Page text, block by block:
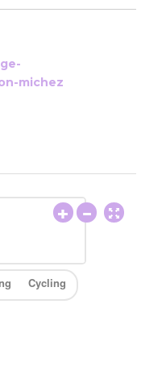
michez
Cycling